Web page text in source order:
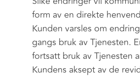
form av en direkte
Kunden varsles om
gangs bruk av Tjenesten.
fortsatt bruk av Tjenesten
Kundens aksept av de